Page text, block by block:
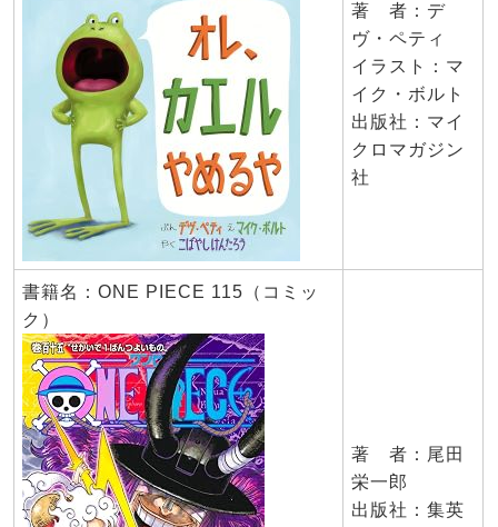
著 者：デ
ヴ・ペティ
イラスト：マ
イク・ボルト
出版社：マイ
クロマガジン
社
書籍名：ONE PIECE 115（コミッ
ク）
著 者：尾田
栄一郎
出版社：集英